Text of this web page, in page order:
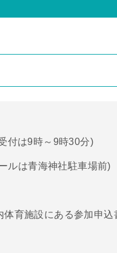
付は9時～9時30分)
ルは青海神社駐車場前)
体育施設にある参加申